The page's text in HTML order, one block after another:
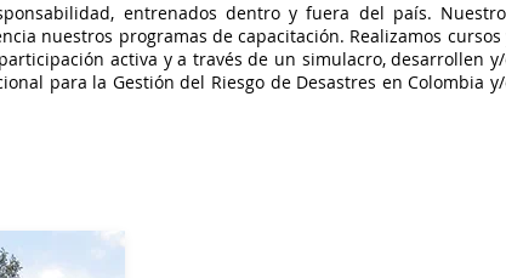
entrenados dentro y fuera del país.
nuestros programas de capacitación. Realizamos cursos
activa y a través de un simulacro, desarrollen
para la Gestión del Riesgo de Desastres en Colombia